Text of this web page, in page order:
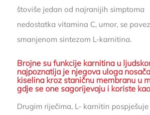
štoviše jedan od najranijih simptoma
nedostatka vitamina C, umor, se
smanjenom sintezom L-karnitina.
Brojne su funkcije karnitina u
najpoznatija je njegova uloga
kiselina kroz staničnu membranu u
gdje se one sagorijevaju i koriste
Drugim riječima, L- karnitin